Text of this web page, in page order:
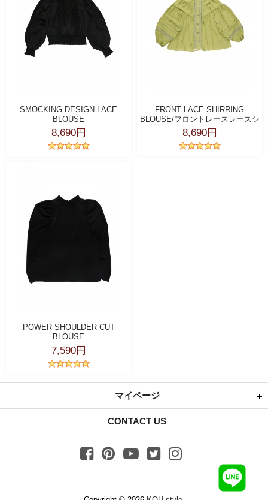
SMOCKING DESIGN LACE
BLOUSE
8,690円
FRONT LACE SHIRRING
BLOUSE/フロントレースレースシ
ャーリングブラウス
8,690円
POWER SHOULDER CUT
BLOUSE
7,590円
マイページ
CONTACT US